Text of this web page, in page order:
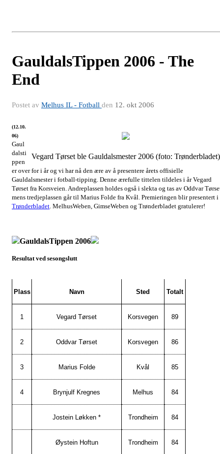
GauldalsTippen 2006 - The
End
Postet av Melhus IL - Fotball den 12. okt 2006
Vegard Tørset ble Gauldalsmester 2006 (foto: Trønderbladet)
(12.10.
06)
Gaul
dalsti
ppen
er over for i år og vi har nå den ære av å presentere årets offisielle
Gauldalsmester i fotball-tipping. Denne ærefulle tittelen tildeles i år Vegard
Tørset fra Korsveien. Andreplassen holdes også i slekta og tas av Oddvar
mens tredjeplassen går til Marius Folde fra Kvål. Premieringen blir presentert i
Trønderbladet. MelhusWeben, GimseWeben og Trønderbladet gratulerer!
GauldalsTippen 2006
Resultat ved sesongslutt
Plass Navn Sted Totalt
1 Vegard Tørset Korsvegen 89
2 Oddvar Tørset Korsvegen 86
3 Marius Folde Kvål 85
4 Brynjulf Kregnes Melhus 84
Jostein Løkken * Trondheim 84
Øystein Hoftun Trondheim 84